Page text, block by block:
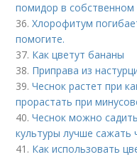
помидор в собственном
36.Хлорофитум
помогите.
37. Как цветут бананы
38. Приправа из
39.Чеснок растет при
прорастать при
40.Чеснок можно
культуры лучше сажать
41. Как использовать